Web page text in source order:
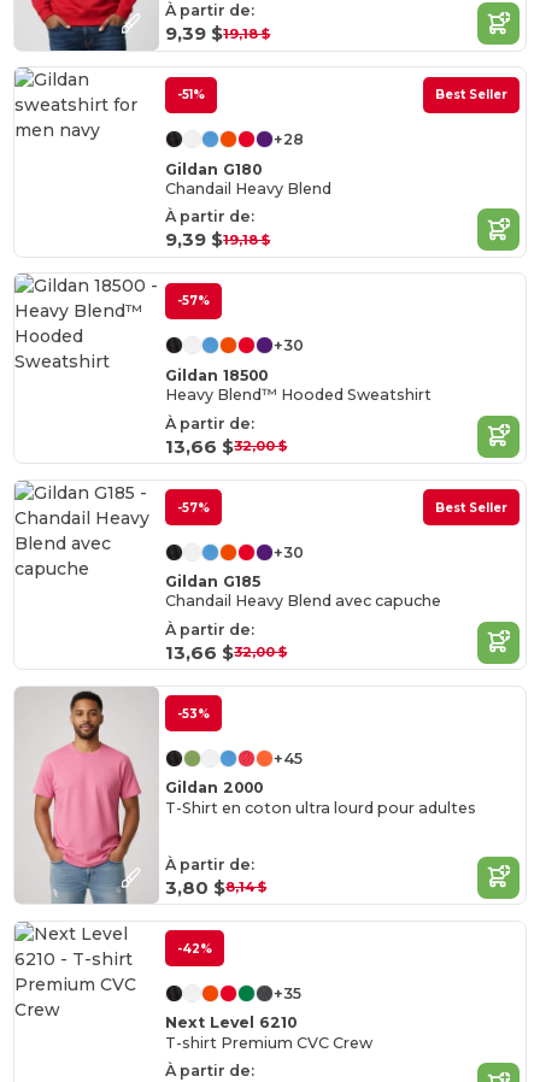
À partir de:
9,39 $19,18 $
-51% Best Seller
+28
Gildan G180
Chandail Heavy Blend
À partir de:
9,39 $19,18 $
-57%
+30
Gildan 18500
Heavy Blend™ Hooded Sweatshirt
À partir de:
13,66 $32,00 $
-57% Best Seller
+30
Gildan G185
Chandail Heavy Blend avec capuche
À partir de:
13,66 $32,00 $
-53%
+45
Gildan 2000
T-Shirt en coton ultra lourd pour adultes
À partir de:
3,80 $8,14 $
-42%
+35
Next Level 6210
T-shirt Premium CVC Crew
À partir de: